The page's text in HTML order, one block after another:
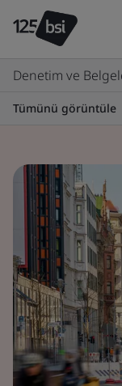
Denetim ve
Tümünü görüntüle